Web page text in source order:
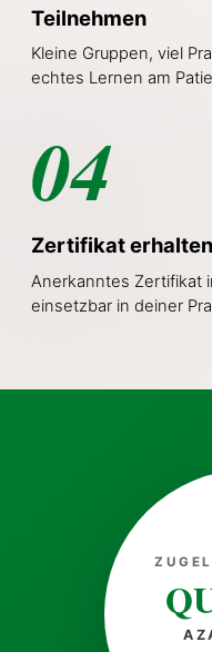
Teilnehmen
Kleine Gruppen, viel
echtes Lernen am
04
Zertifikat erhalten
Anerkanntes Zertifikat
einsetzbar in deiner